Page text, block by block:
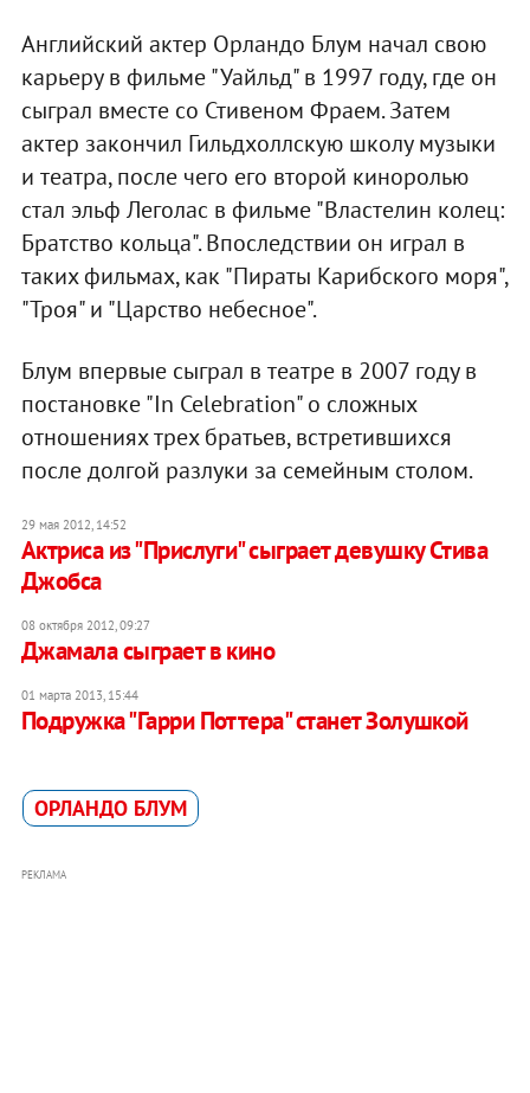
Английский актер Орландо Блум начал свою
карьеру в фильме "Уайльд" в 1997 году, где он
сыграл вместе со Стивеном Фраем. Затем
актер закончил Гильдхоллскую школу музыки
и театра, после чего его второй киноролью
стал эльф Леголас в фильме "Властелин колец:
Братство кольца". Впоследствии он играл в
таких фильмах, как "Пираты Карибского моря",
"Троя" и "Царство небесное".
Блум впервые сыграл в театре в 2007 году в
постановке "In Celebration" о сложных
отношениях трех братьев, встретившихся
после долгой разлуки за семейным столом.
29 мая 2012, 14:52
Актриса из "Прислуги" сыграет девушку Стива
Джобса
08 октября 2012, 09:27
Джамала сыграет в кино
01 марта 2013, 15:44
Подружка "Гарри Поттера" станет Золушкой
ОРЛАНДО БЛУМ
РЕКЛАМА